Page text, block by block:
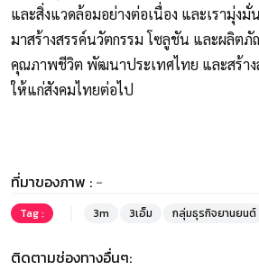
และสิ่งแวดล้อมอย่างต่อเนื่อง และเรามุ่ง
มาสร้างสรรค์นวัตกรรม โซลูชัน และผลิต
คุณภาพชีวิต พัฒนาประเทศไทย และสร้าง
ให้แก่สังคมไทยต่อไป
ที่มาของภาพ : -
Tag : 3m 3เอ็ม กลุ่มธุรกิจยานยนต์
ติดตามช่องทางอื่นๆ: